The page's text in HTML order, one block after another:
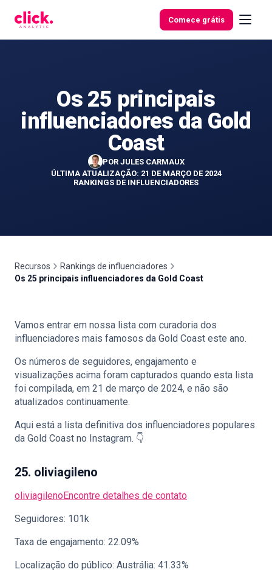
Comece grátis
Funcionalidades
Ferramentas
🇵🇹PT
Os 25 principais
influenciadores da Gold
Coast
POR JULES CARMAUX
ÚLTIMA ATUALIZAÇÃO: 21 DE MARÇO DE 2024
RANKINGS DE INFLUENCIADORES
Recursos
Rankings de influenciadores
Os 25 principais influenciadores da Gold Coast
Vamos entrar em nossa lista com curadoria dos
influenciadores mais famosos da Gold Coast este ano.
Os números de seguidores, engajamento e
visualizações acima foram capturados quando esta lista
foi compilada, em 21 de março de 2024, e não são
atualizados continuamente.
Aqui está a lista definitiva dos influenciadores populares
da Gold Coast no Instagram. 👇
25. oliviagileno
oliviagilenoEncontre detalhes de contato
Seguidores: 101k
Taxa de engajamento: 22.09%
Localização do público: Austrália: 41.33%